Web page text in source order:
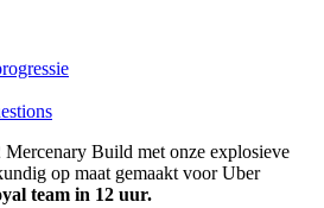
Build met onze explosieve
op maat gemaakt voor Uber
team in 12 uur.